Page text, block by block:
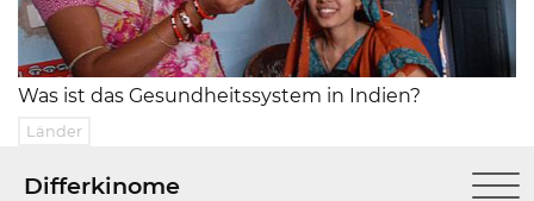
Was ist das Gesundheitssystem in Indien?
Länder
Differkinome